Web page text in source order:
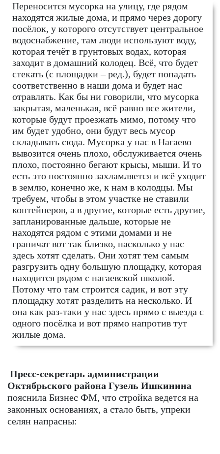
Переносится мусорка на улицу, где рядом
находятся жилые дома, и прямо через дорогу
посёлок, у которого отсутствует центральное
водоснабжение, там люди используют воду,
которая течёт в грунтовых водах, которая
заходит в домашний колодец. Всё, что будет
стекать (с площадки – ред.), будет попадать
соответственно в наши дома и будет нас
отравлять. Как бы ни говорили, что мусорка
закрытая, маленькая, всё равно все жители,
которые будут проезжать мимо, потому что
им будет удобно, они будут весь мусор
складывать сюда. Мусорка у нас в Нагаево
вывозится очень плохо, обслуживается очень
плохо, постоянно бегают крысы, мыши. И то
есть это постоянно захламляется и всё уходит
в землю, конечно же, к нам в колодцы. Мы
требуем, чтобы в этом участке не ставили
контейнеров, а в другие, которые есть другие,
запланированные дальше, которые не
находятся рядом с этими домами и не
граничат вот так близко, насколько у нас
здесь хотят сделать. Они хотят тем самым
разгрузить одну большую площадку, которая
находится рядом с нагаевской школой.
Потому что там строится садик, и вот эту
площадку хотят разделить на несколько. И
она как раз-таки у нас здесь прямо с выезда с
одного посёлка и вот прямо напротив тут
жилые дома.
Пресс-секретарь администрации
Октябрьского района Гузель Ишкинина
пояснила Бизнес ФМ, что стройка ведется на
законных основаниях, а стало быть, упреки
селян напрасны: